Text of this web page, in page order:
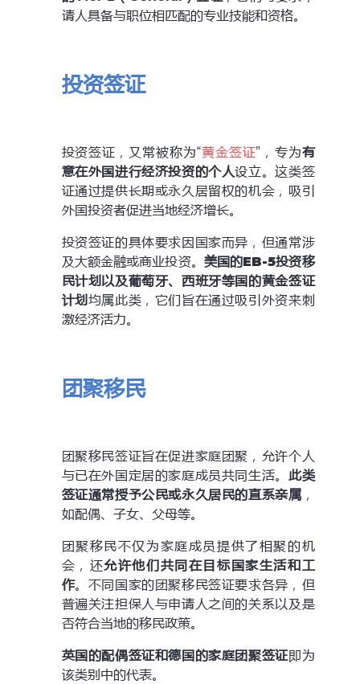
请人具备与职位相匹配的专业技能和资格。
投资签证
投资签证，又常被称为“黄金签证”，专为有
意在外国进行经济投资的个人设立。这类签
证通过提供长期或永久居留权的机会，吸引
外国投资者促进当地经济增长。
投资签证的具体要求因国家而异，但通常涉
及大额金融或商业投资。 美国的EB-5投资移
民计划以及葡萄牙、西班牙等国的黄金签证
计划均属此类，它们旨在通过吸引外资来刺
激经济活力。
团聚移民
团聚移民签证旨在促进家庭团聚，允许个人
与已在外国定居的家庭成员共同生活。 此类
签证通常授予公民或永久居民的直系亲属 ，
如配偶、子女、父母等。
团聚移民不仅为家庭成员提供了相聚的机
会，还允许他们共同在目标国家生活和工
作。不同国家的团聚移民签证要求各异，但
普遍关注担保人与申请人之间的关系以及是
否符合当地的移民政策。
英国的配偶签证和德国的家庭团聚签证即为
该类别中的代表。